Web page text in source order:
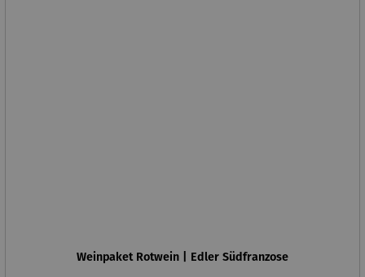
Weinpaket Rotwein | Edler Südfranzose